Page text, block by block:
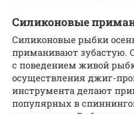
Силиконовые
Силиконовые рыбки
приманивают зубастую.
с поведением живой
осуществления джиг-
инструмента делают
популярных в